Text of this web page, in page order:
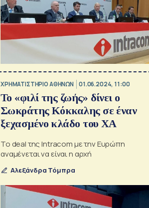
XΡΗΜΑΤΙΣΤΗΡΙΟ ΑΘΗΝΩΝ 01.06.2024, 11:00
Το «φιλί της ζωής» δίνει ο
Σωκράτης Κόκκαλης σε έναν
ξεχασμένο κλάδο του ΧΑ
Το deal της Intracom με την Ευρώπη
αναμένεται να είναι η αρχή
Αλεξάνδρα Τόμπρα